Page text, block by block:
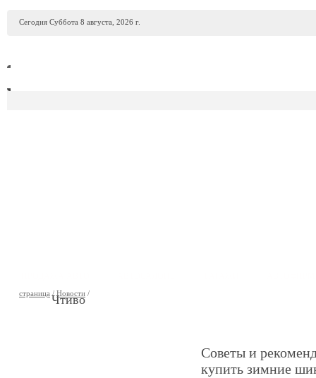
Сегодня Суббота 8 августа, 2026 г.
страница / Новости /
Чтиво
Советы и
купить зимние